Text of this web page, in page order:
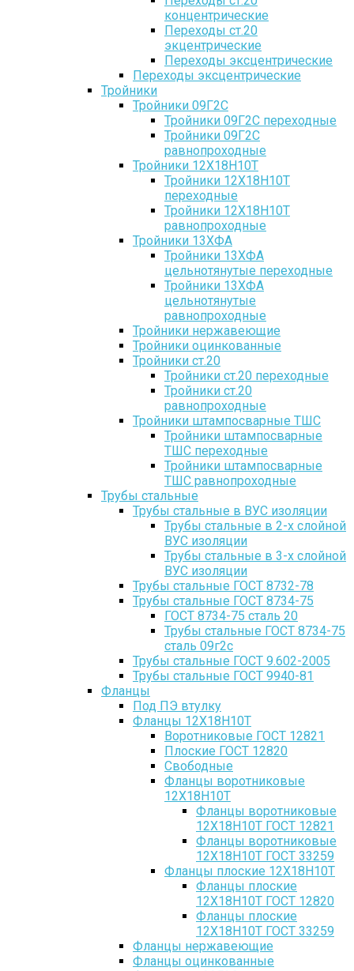
концентрические
Переходы ст.20
экцентрические
Переходы эксцентрические
Переходы эксцентрические
Тройники
Тройники 09Г2С
Тройники 09Г2С переходные
Тройники 09Г2С
равнопроходные
Тройники 12Х18Н10Т
Тройники 12Х18Н10Т
переходные
Тройники 12Х18Н10Т
равнопроходные
Тройники 13ХФА
Тройники 13ХФА
цельнотянутые переходные
Тройники 13ХФА
цельнотянутые
равнопроходные
Тройники нержавеющие
Тройники оцинкованные
Тройники ст.20
Тройники ст.20 переходные
Тройники ст.20
равнопроходные
Тройники штампосварные ТШС
Тройники штампосварные
ТШС переходные
Тройники штампосварные
ТШС равнопроходные
Трубы стальные
Трубы стальные в ВУС изоляции
Трубы стальные в 2-х слойной
ВУС изоляции
Трубы стальные в 3-х слойной
ВУС изоляции
Трубы стальные ГОСТ 8732-78
Трубы стальные ГОСТ 8734-75
ГОСТ 8734-75 сталь 20
Трубы стальные ГОСТ 8734-75
сталь 09г2с
Трубы стальные ГОСТ 9.602-2005
Трубы стальные ГОСТ 9940-81
Фланцы
Под ПЭ втулку
Фланцы 12Х18Н10Т
Воротниковые ГОСТ 12821
Плоские ГОСТ 12820
Свободные
Фланцы воротниковые
12Х18Н10Т
Фланцы воротниковые
12Х18Н10Т ГОСТ 12821
Фланцы воротниковые
12Х18Н10Т ГОСТ 33259
Фланцы плоские 12Х18Н10Т
Фланцы плоские
12Х18Н10Т ГОСТ 12820
Фланцы плоские
12Х18Н10Т ГОСТ 33259
Фланцы нержавеющие
Фланцы оцинкованные